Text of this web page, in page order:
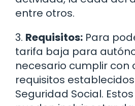
entre otros.
3. Requisitos: Para
tarifa baja para
necesario cumplir con
requisitos
Seguridad Social.